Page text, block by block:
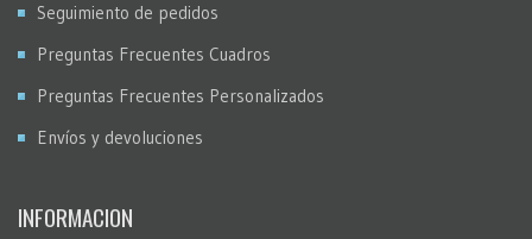
Seguimiento de pedidos
Preguntas Frecuentes Cuadros
Preguntas Frecuentes Personalizados
Envíos y devoluciones
INFORMACION